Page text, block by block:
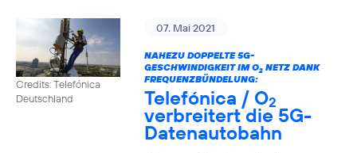
Credits: Telefónica
Deutschland
07. Mai 2021
NAHEZU DOPPELTE 5G-
GESCHWINDIGKEIT IM O2NETZ DANK
FREQUENZBÜNDELUNG:
Telefónica / O2
verbreitert die 5G-
Datenautobahn